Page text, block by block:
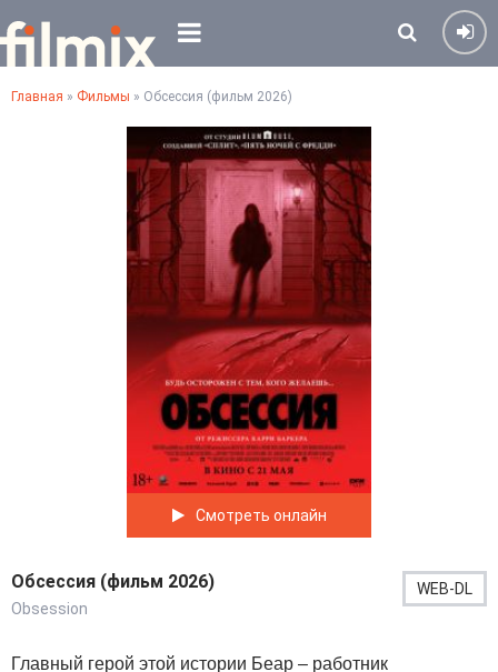
Главная » Фильмы » Обсессия (фильм 2026)
Смотреть онлайн
Обсессия (фильм 2026)
Obsession
WEB-DL
Главный герой этой истории Беар – работник